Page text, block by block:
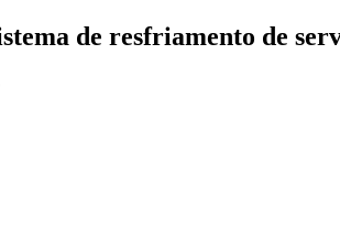
de resfriamento de